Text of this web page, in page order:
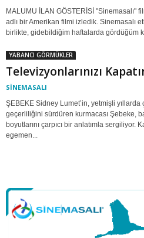
MALUMU İLAN GÖSTERİSİ "Sinemasalı"
adlı bir Amerikan filmi izledik. Sinemasalı
birlikte, gidebildiğim haftalarda gördüğüm
YABANCI GÖRMÜKLER
Televizyonlarınızı
SİNEMASALI
ŞEBEKE Sidney Lumet’in, yetmişli yıllarda
geçerliliğini sürdüren kurmacası Şebeke,
boyutlarını çarpıcı bir anlatımla sergiliyor.
egemen...